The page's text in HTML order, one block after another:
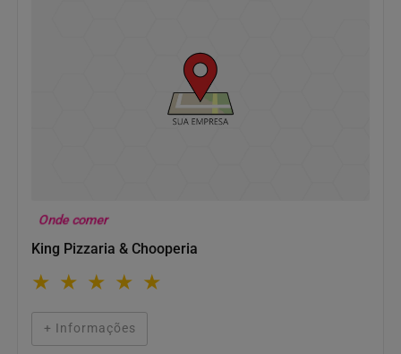
Onde comer
King Pizzaria & Chooperia
★ ★ ★ ★ ★
+ Informações